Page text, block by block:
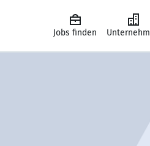
Jobs finden